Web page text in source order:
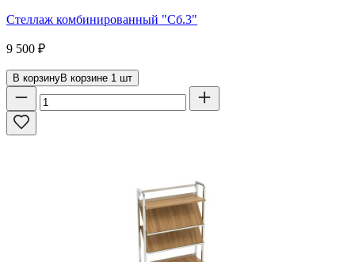
Стеллаж комбинированный "Сб.3"
9 500 ₽
В корзинуВ корзине 1 шт